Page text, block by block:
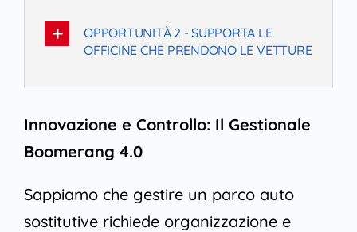
OPPORTUNITÀ 2 - SUPPORTA LE
OFFICINE CHE PRENDONO LE VETTURE
Innovazione e Controllo: Il Gestionale
Boomerang 4.0
Sappiamo che gestire un parco auto
sostitutive richiede organizzazione e